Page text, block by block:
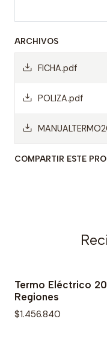
ARCHIVOS
FICHA.pdf
POLIZA.pdf
COMPARTIR ESTE
Termo Eléctrico
Regiones
$1.456.840